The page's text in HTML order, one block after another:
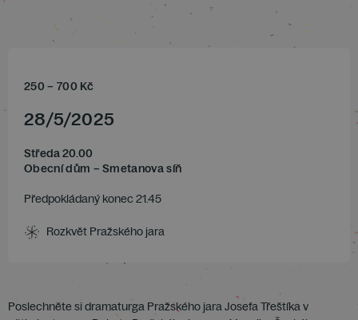
250 – 700 Kč
28/5/2025
Středa 20.00
Obecní dům – Smetanova síň
Předpokládaný konec 21.45
Rozkvět Pražského jara
Poslechněte si dramaturga Pražského jara Josefa Třeštíka v